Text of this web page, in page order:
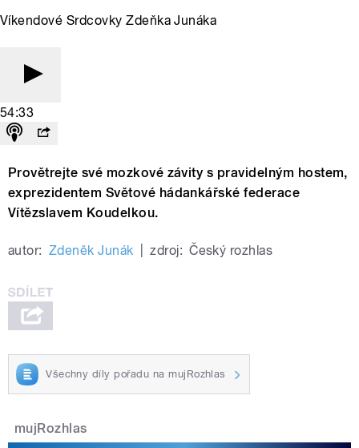
Víkendové Srdcovky Zdeňka Junáka
54:33
Provětrejte své mozkové závity s pravidelným hostem,
exprezidentem Světové hádankářské federace
Vítězslavem Koudelkou.
autor: Zdeněk Junák zdroj: Český rozhlas
Všechny díly pořadu na mujRozhlas
mujRozhlas